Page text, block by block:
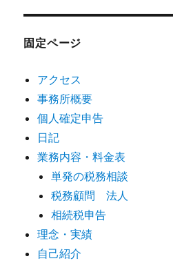
固定ページ
アクセス
事務所概要
個人確定申告
日記
業務内容・料金表
単発の税務相談
税務顧問 法人
相続税申告
理念・実績
自己紹介